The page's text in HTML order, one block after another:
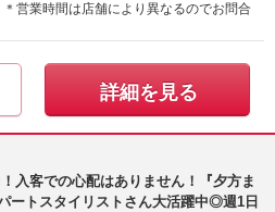
営業時間は店舗により異なるのでお問合
詳細を見る
入客での心配はありません！『夕方ま
ートスタイリストさん大活躍中◎週1日